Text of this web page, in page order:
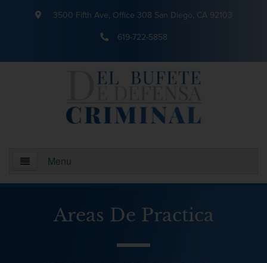
3500 Fifth Ave, Office 308 San Diego, CA 92103
619-722-5858
Menu
¿Quienes somos?
Areas De Practica